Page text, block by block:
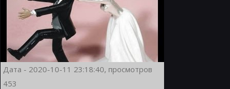
Дата - 2020-10-11 23:18:40, просмотров
453